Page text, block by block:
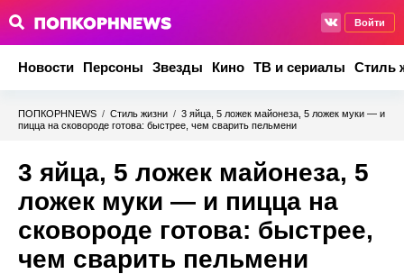
Войти
Новости Персоны Звезды Кино ТВ и сериалы Стиль
ПОПКОРНNEWS / Стиль жизни / 3 яйца, 5 ложек майонеза, 5 ложек муки — и
пицца на сковороде готова: быстрее, чем сварить пельмени
3 яйца, 5 ложек майонеза, 5
ложек муки — и пицца на
сковороде готова: быстрее,
чем сварить пельмени